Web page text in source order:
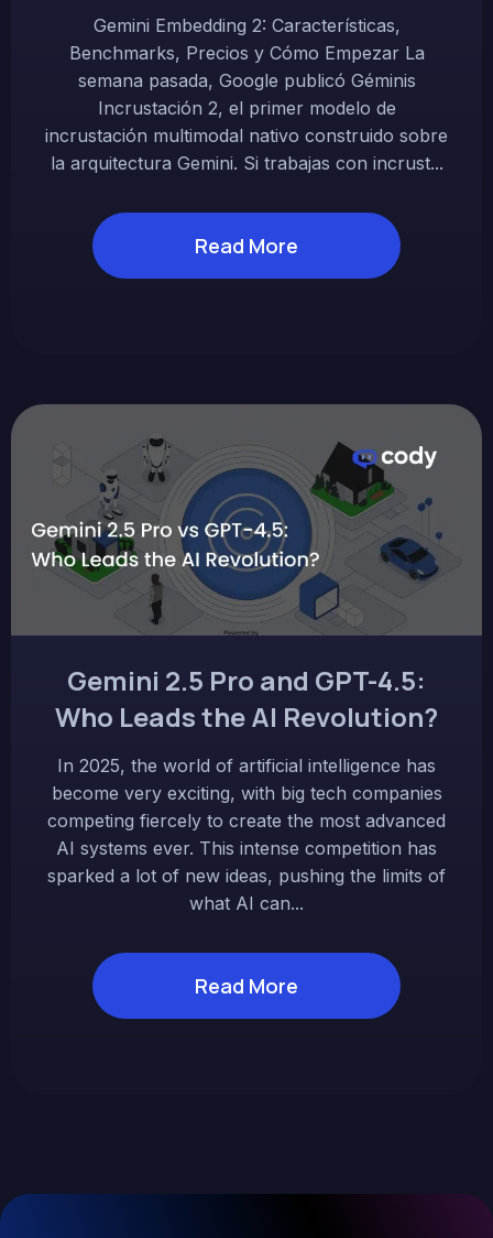
Gemini Embedding 2: Características,
Benchmarks, Precios y Cómo Empezar La
semana pasada, Google publicó Géminis
Incrustación 2, el primer modelo de
incrustación multimodal nativo construido sobre
la arquitectura Gemini. Si trabajas con incrust...
Read More
Gemini 2.5 Pro and GPT-4.5:
Who Leads the AI Revolution?
In 2025, the world of artificial intelligence has
become very exciting, with big tech companies
competing fiercely to create the most advanced
AI systems ever. This intense competition has
sparked a lot of new ideas, pushing the limits of
what AI can...
Read More